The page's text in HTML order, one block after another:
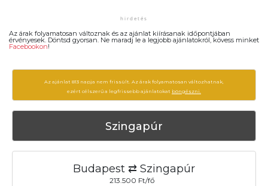
Az árak folyamatosan változnak és az ajánlat kiírásanak időpontjában
érvényesek. Döntsd gyorsan. Ne maradj le a legjobb ajánlatokról, kövess minket
Facebookon!
Az ajánlat 813 napja nem frissült. Az árak folyamatosan változhatnak,
ezért célszerű a legfrissebb ajánlatokat böngészni.
Szingapúr
Budapest ⇄ Szingapúr
213.500 Ft/fő